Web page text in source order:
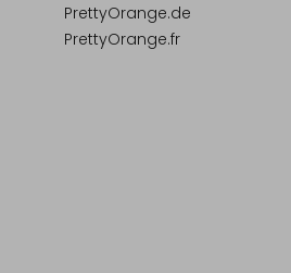
PrettyOrange.de
PrettyOrange.fr